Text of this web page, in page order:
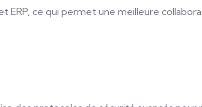
ERP, ce qui permet une meilleure